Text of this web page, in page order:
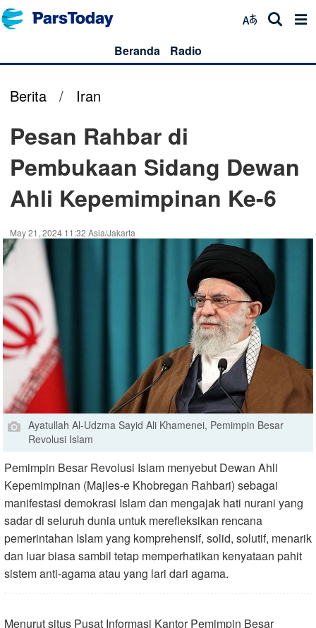
Beranda Radio
Berita / Iran
Pesan Rahbar di
Pembukaan Sidang Dewan
Ahli Kepemimpinan Ke-6
May 21, 2024 11:32 Asia/Jakarta
Ayatullah Al-Udzma Sayid Ali Khamenei, Pemimpin Besar
Revolusi Islam
Pemimpin Besar Revolusi Islam menyebut Dewan Ahli
Kepemimpinan (Majles-e Khobregan Rahbari) sebagai
manifestasi demokrasi Islam dan mengajak hati nurani yang
sadar di seluruh dunia untuk merefleksikan rencana
pemerintahan Islam yang komprehensif, solid, solutif, menarik
dan luar biasa sambil tetap memperhatikan kenyataan pahit
sistem anti-agama atau yang lari dari agama.
Menurut situs Pusat Informasi Kantor Pemimpin Besar